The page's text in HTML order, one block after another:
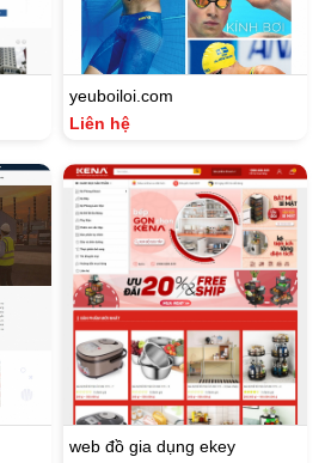
yeuboiloi.com
Liên hệ
web đồ gia dụng ekey